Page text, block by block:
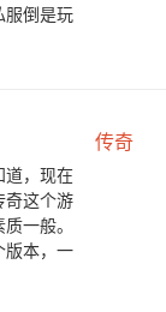
服倒是玩
传奇
道，现在
奇这个游
一般。
版本，一